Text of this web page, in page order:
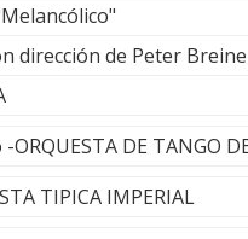
dirección de Peter
DE TANGO
TIPICA IMPERIAL